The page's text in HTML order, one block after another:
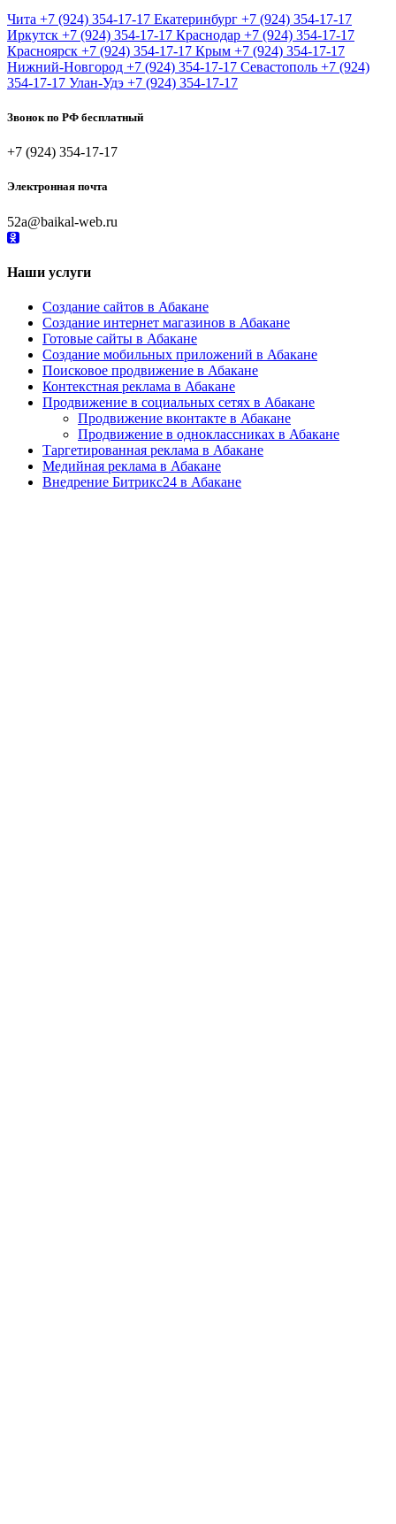
Чита +7 (924) 354-17-17 Екатеринбург +7 (924) 354-17-17
Иркутск +7 (924) 354-17-17 Краснодар +7 (924) 354-17-17
Красноярск +7 (924) 354-17-17 Крым +7 (924) 354-17-17
Нижний-Новгород +7 (924) 354-17-17 Севастополь +7 (924)
354-17-17 Улан-Удэ +7 (924) 354-17-17
Звонок по РФ бесплатный
+7 (924) 354-17-17
Электронная почта
52a@baikal-web.ru
Наши услуги
Создание сайтов в Абакане
Создание интернет магазинов в Абакане
Готовые сайты в Абакане
Создание мобильных приложений в Абакане
Поисковое продвижение в Абакане
Контекстная реклама в Абакане
Продвижение в социальных сетях в Абакане
Продвижение вконтакте в Абакане
Продвижение в одноклассниках в Абакане
Таргетированная реклама в Абакане
Медийная реклама в Абакане
Внедрение Битрикс24 в Абакане